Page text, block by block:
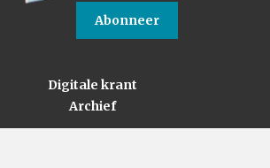
Abonneer
Digitale krant
Archief